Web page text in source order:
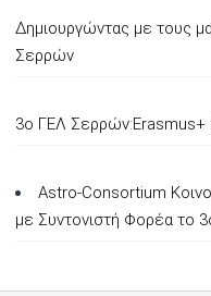
Δημιουργώντας με τους
Σερρών
3o ΓΕΛ Σερρών:Erasmus+
Astro-Consortium
με Συντονιστή Φορέα το